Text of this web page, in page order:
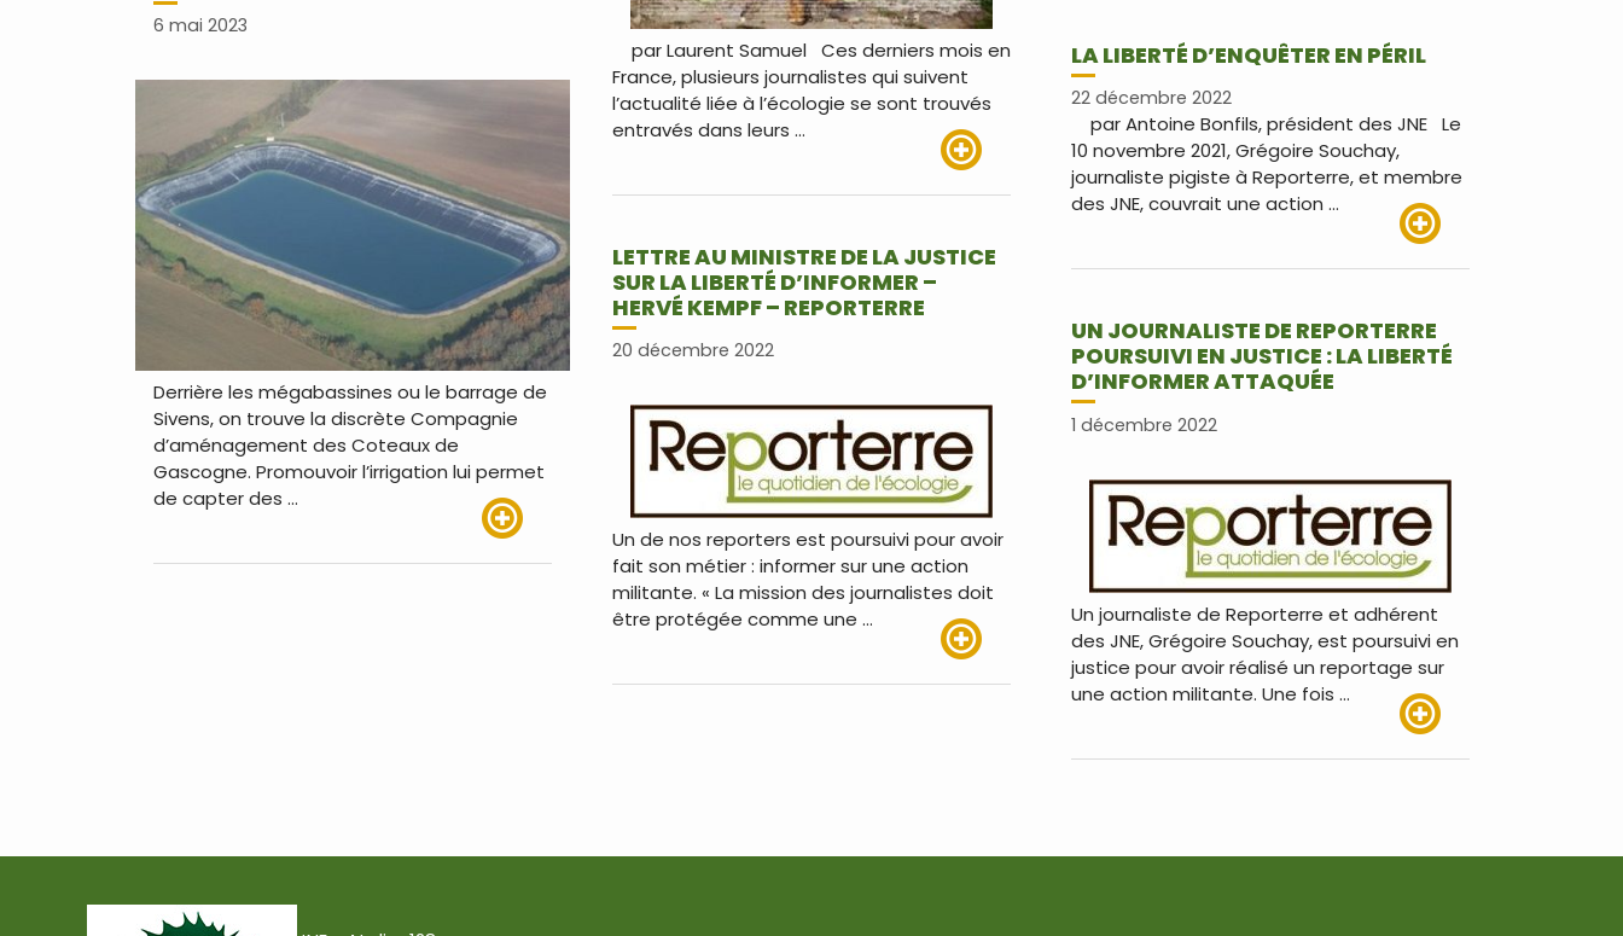
par Laurent Samuel Ces derniers mois en
France, plusieurs journalistes qui suivent
l’actualité liée à l’écologie se sont trouvés
entravés dans leurs …
6 mai 2023
Derrière les mégabassines ou le barrage de
Sivens, on trouve la discrète Compagnie
d’aménagement des Coteaux de
Gascogne. Promouvoir l’irrigation lui permet
de capter des …
LA LIBERTÉ D’ENQUÊTER EN PÉRIL
22 décembre 2022
par Antoine Bonfils, président des JNE Le
10 novembre 2021, Grégoire Souchay,
journaliste pigiste à Reporterre, et membre
des JNE, couvrait une action …
LETTRE AU MINISTRE DE LA JUSTICE
SUR LA LIBERTÉ D’INFORMER –
HERVÉ KEMPF – REPORTERRE
20 décembre 2022
Un de nos reporters est poursuivi pour avoir
fait son métier : informer sur une action
militante. « La mission des journalistes doit
être protégée comme une …
UN JOURNALISTE DE REPORTERRE
POURSUIVI EN JUSTICE : LA LIBERTÉ
D’INFORMER ATTAQUÉE
1 décembre 2022
Un journaliste de Reporterre et adhérent
des JNE, Grégoire Souchay, est poursuivi en
justice pour avoir réalisé un reportage sur
une action militante. Une fois …